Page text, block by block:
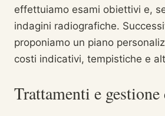
effettuiamo esami obiettivi e,
indagini radiografiche.
proponiamo un piano
costi indicativi, tempistiche e
Trattamenti e